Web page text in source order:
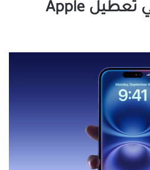
لماذا قد ترغب في تعطيل Apple